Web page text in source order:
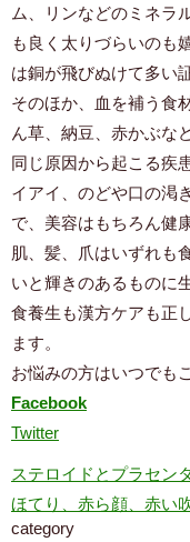
ム、リンなどのミネラ
も良く太りづらいのも
は銅が飛びぬけて多い
そのほか、血を補う食
ん草、納豆、赤かぶな
同じ原因から起こる疾
イアイ、のどや口の渇
で、美容はもちろん健
肌、髪、爪はいずれも
いと輝きのあるものに
食養生も漢方ケアも正
ます。
お悩みの方はいつでも
Facebook
Twitter
ステロイドとプラセン
ほてり、赤ら顔、赤い
category